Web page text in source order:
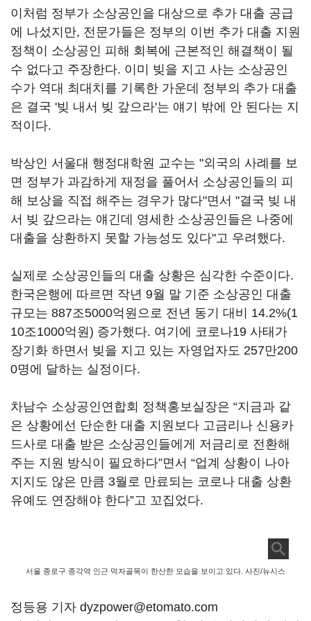
이처럼 정부가 소상공인을 대상으로 추가 대출 공급
에 나섰지만, 전문가들은 정부의 이번 추가 대출 지원
정책이 소상공인 피해 회복에 근본적인 해결책이 될
수 없다고 주장한다. 이미 빚을 지고 사는 소상공인
수가 역대 최대치를 기록한 가운데 정부의 추가 대출
은 결국 '빚 내서 빚 갚으라'는 얘기 밖에 안 된다는 지
적이다.
박상인 서울대 행정대학원 교수는 "외국의 사례를 보
면 정부가 과감하게 재정을 풀어서 소상공인들의 피
해 보상을 직접 해주는 경우가 많다"면서 "결국 빚 내
서 빚 갚으라는 얘긴데 영세한 소상공인들은 나중에
대출을 상환하지 못할 가능성도 있다"고 우려했다.
실제로 소상공인들의 대출 상황은 심각한 수준이다.
한국은행에 따르면 작년 9월 말 기준 소상공인 대출
규모는 887조5000억원으로 전년 동기 대비 14.2%(1
10조1000억원) 증가했다. 여기에 코로나19 사태가
장기화 하면서 빚을 지고 있는 자영업자도 257만200
0명에 달하는 실정이다.
차남수 소상공인연합회 정책홍보실장은 “지금과 같
은 상황에선 단순한 대출 지원보다 고금리나 신용카
드사로 대출 받은 소상공인들에게 저금리로 전환해
주는 지원 방식이 필요하다”면서 “업계 상황이 나아
지지도 않은 만큼 3월로 만료되는 코로나 대출 상환
유예도 연장해야 한다”고 꼬집었다.
서울 종로구 종각역 인근 먹자골목이 한산한 모습을 보이고 있다. 사진/뉴시스
정등용 기자 dyzpower@etomato.com